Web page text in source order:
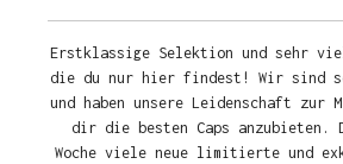
Erstklassige Selektion und sehr
die du nur hier findest! Wir sind
und haben unsere Leidenschaft zur
dir die besten Caps anzubieten.
Woche viele neue limitierte und